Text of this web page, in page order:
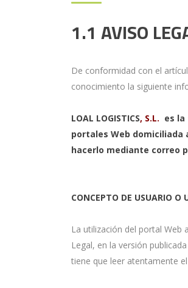
1.1 AVISO
De conformidad con el
conocimiento la siguiente
LOAL LOGISTICS, S.L. es
portales Web domiciliada
hacerlo mediante correo
CONCEPTO DE USUARIO O
La utilización del portal Web
Legal, en la versión
tiene que leer atentamente